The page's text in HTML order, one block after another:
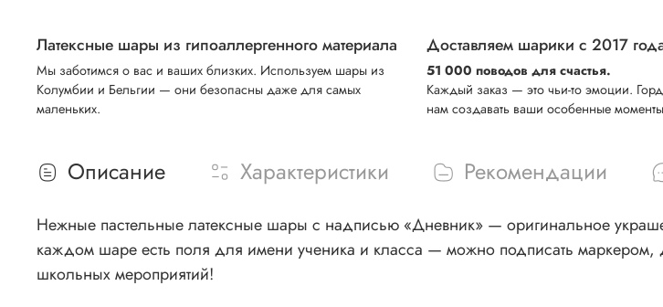
Латексные шары из гипоаллергенного материала
Мы заботимся о вас и ваших близких. Используем шары из
Колумбии и Бельгии — они безопасны даже для самых
маленьких.
Доставляем шарики с 2017
51 000 поводов для счастья.
Каждый заказ — это чьи-то эмоции.
нам создавать ваши особенные
Описание Характеристики Рекомендации
Нежные пастельные латексные шары с надписью «Дневник» — оригинальное
каждом шаре есть поля для имени ученика и класса — можно подписать
школьных мероприятий!